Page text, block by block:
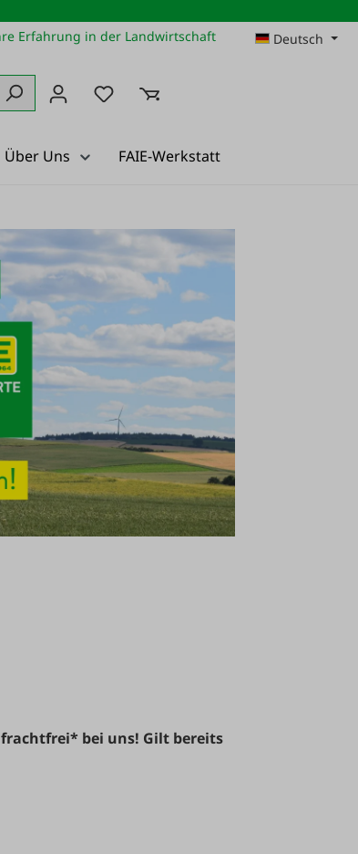
Erfahrung in der Landwirtschaft Deutsch
Du hast 0 Produkte auf dem
Über Uns FAIE-Werkstatt
frachtfrei* bei uns! Gilt bereits